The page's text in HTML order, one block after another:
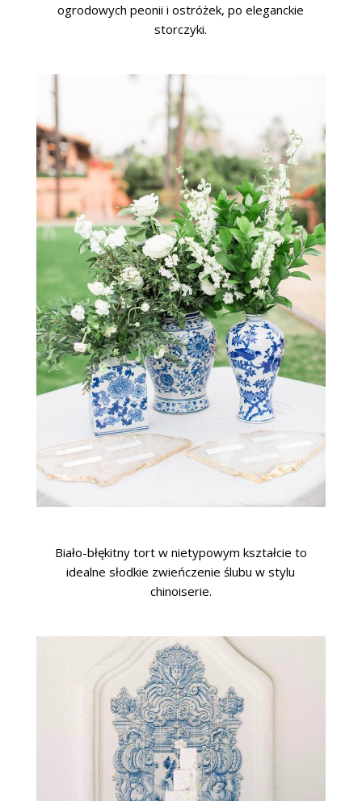
ogrodowych peonii i ostróżek, po eleganckie
storczyki.
Biało-błękitny tort w nietypowym kształcie to
idealne słodkie zwieńczenie ślubu w stylu
chinoiserie.